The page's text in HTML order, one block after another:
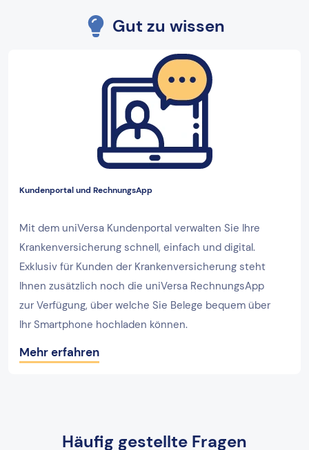
Gut zu wissen
Kundenportal und RechnungsApp
Mit dem uniVersa Kundenportal verwalten Sie Ihre
Krankenversicherung schnell, einfach und digital.
Exklusiv für Kunden der Krankenversicherung steht
Ihnen zusätzlich noch die uniVersa RechnungsApp
zur Verfügung, über welche Sie Belege bequem über
Ihr Smartphone hochladen können.
Mehr erfahren
Häufig gestellte Fragen